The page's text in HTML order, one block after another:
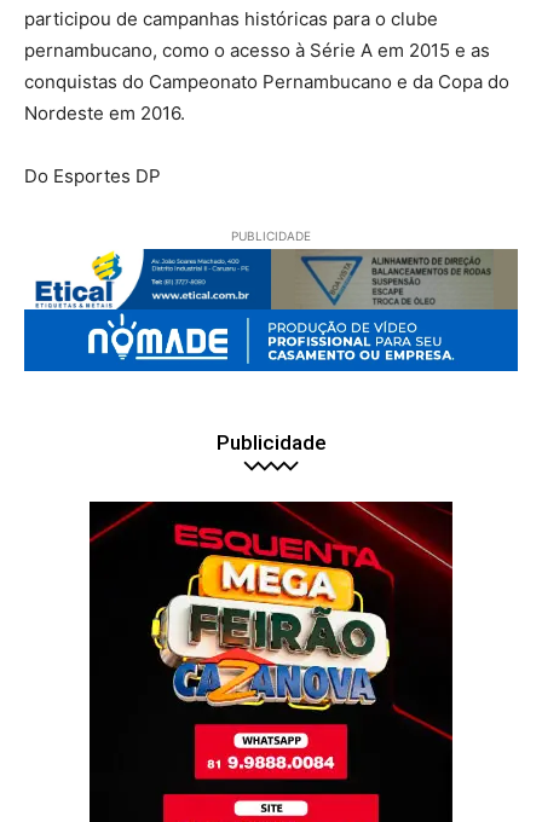
participou de campanhas históricas para o clube
pernambucano, como o acesso à Série A em 2015 e as
conquistas do Campeonato Pernambucano e da Copa do
Nordeste em 2016.
Do Esportes DP
PUBLICIDADE
Publicidade